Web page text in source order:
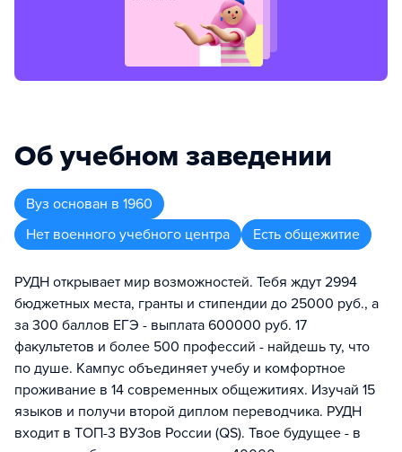
Об учебном заведении
Вуз основан в 1960
Нет военного учебного центра
Есть общежитие
РУДН открывает мир возможностей. Тебя ждут 2994
бюджетных места, гранты и стипендии до 25000 руб., а
за 300 баллов ЕГЭ - выплата 600000 руб. 17
факультетов и более 500 профессий - найдешь ту, что
по душе. Кампус объединяет учебу и комфортное
проживание в 14 современных общежитиях. Изучай 15
языков и получи второй диплом переводчика. РУДН
входит в ТОП-3 ВУЗов России (QS). Твое будущее - в